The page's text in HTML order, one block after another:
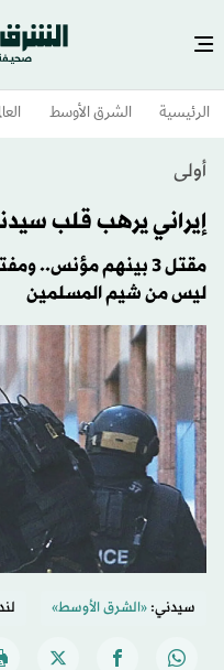
الرئيسية الشرق الأوسط​
أولى
إيراني يرهب قلب سيدني 16
مقتل 3 بينهم مؤنس..
ليس من شيم المسلمين
سيدني:«الشرق الأوسط»